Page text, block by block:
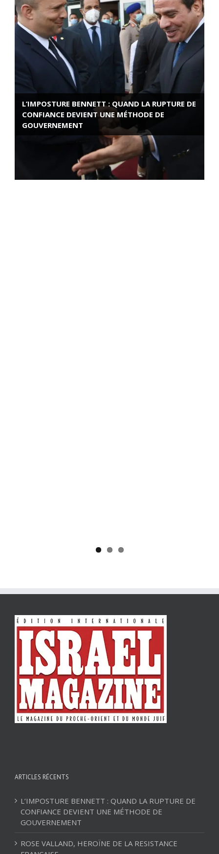
L’IMPOSTURE BENNETT : QUAND LA RUPTURE DE
CONFIANCE DEVIENT UNE MÉTHODE DE
GOUVERNEMENT
ROSE VALLAND, HEROÏNE DE LA RESISTANCE
ARTICLES RÉCENTS
L’IMPOSTURE BENNETT : QUAND LA RUPTURE DE
CONFIANCE DEVIENT UNE MÉTHODE DE
GOUVERNEMENT
ROSE VALLAND, HEROÏNE DE LA RESISTANCE